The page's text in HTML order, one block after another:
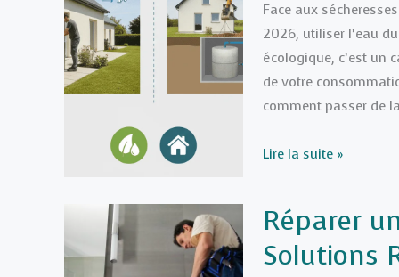
cause
et
quel
traitement
appliquer
Face aux
2026, utiliser l’eau
écologique, c’est un
de votre
comment passer de
Récupération
pluie
:
Lire la suite »
Réparer
Solutions